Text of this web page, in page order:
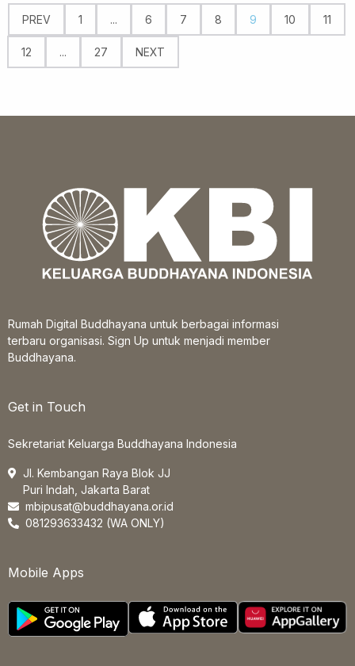
PREV 1 ... 6 7 8 9 10 11
12 ... 27 NEXT
Rumah Digital Buddhayana untuk berbagai informasi
terbaru organisasi. Sign Up untuk menjadi member
Buddhayana.
Get in Touch
Sekretariat Keluarga Buddhayana Indonesia
Jl. Kembangan Raya Blok JJ
Puri Indah, Jakarta Barat
mbipusat@buddhayana.or.id
081293633432 (WA ONLY)
Mobile Apps